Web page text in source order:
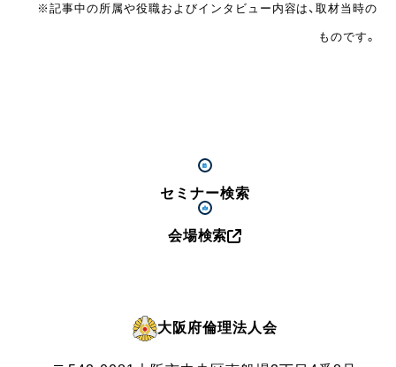
※記事中の所属や役職およびインタビュー内容は、取材当時の
ものです。
セミナー検索
会場検索
大阪府倫理法人会